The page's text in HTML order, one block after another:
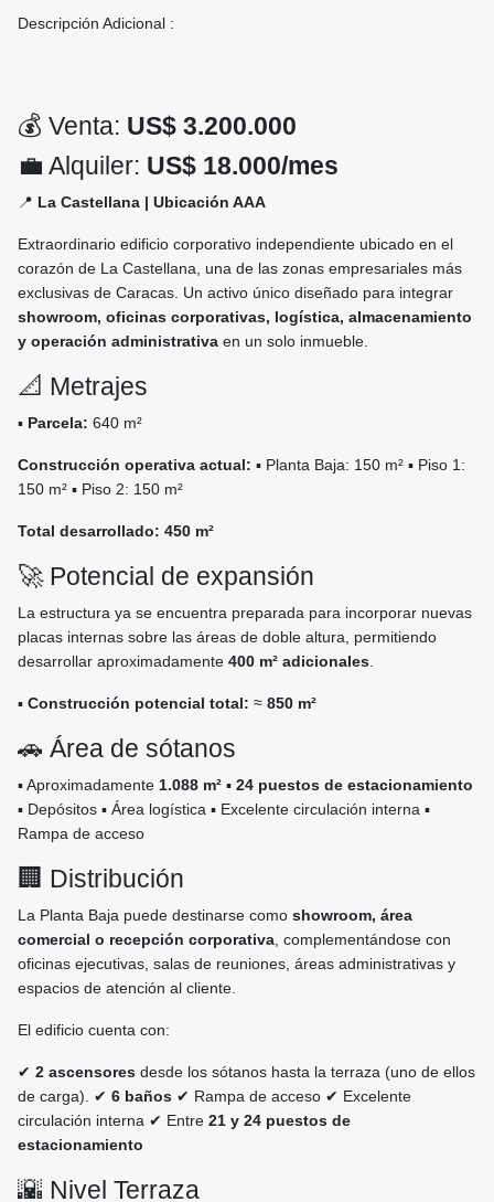
Descripción Adicional :
💰 Venta: US$ 3.200.000
💼 Alquiler: US$ 18.000/mes
📍 La Castellana | Ubicación AAA
Extraordinario edificio corporativo independiente ubicado en el
corazón de La Castellana, una de las zonas empresariales más
exclusivas de Caracas. Un activo único diseñado para integrar
showroom, oficinas corporativas, logística, almacenamiento
y operación administrativa en un solo inmueble.
📐 Metrajes
▪️ Parcela: 640 m²
Construcción operativa actual: ▪️ Planta Baja: 150 m² ▪️ Piso 1:
150 m² ▪️ Piso 2: 150 m²
Total desarrollado: 450 m²
🚀 Potencial de expansión
La estructura ya se encuentra preparada para incorporar nuevas
placas internas sobre las áreas de doble altura, permitiendo
desarrollar aproximadamente 400 m² adicionales
▪️ Construcción potencial total: ≈ 850 m²
🚗 Área de sótanos
▪️ Aproximadamente 1.088 m² ▪️ 24 puestos de estacionamiento
▪️ Depósitos ▪️ Área logística ▪️ Excelente circulación interna ▪️
Rampa de acceso
🏢 Distribución
La Planta Baja puede destinarse como showroom, área
comercial o recepción corporativa , complementándose con
oficinas ejecutivas, salas de reuniones, áreas administrativas y
espacios de atención al cliente.
El edificio cuenta con:
✔ 2 ascensores desde los sótanos hasta la terraza (uno de ellos
de carga). ✔ 6 baños ✔ Rampa de acceso ✔ Excelente
circulación interna ✔ Entre 21 y 24 puestos de
estacionamiento
🌇 Nivel Terraza